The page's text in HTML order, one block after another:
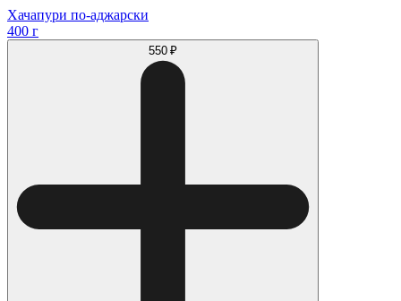
Хачапури по-аджарски
400 г
550 ₽